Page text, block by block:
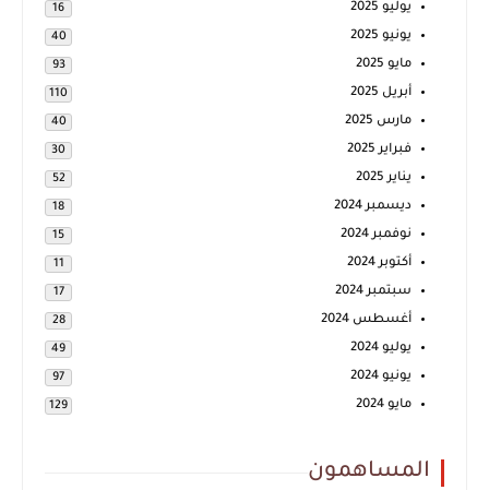
يوليو 2025 16
يونيو 2025 40
مايو 2025 93
أبريل 2025 110
مارس 2025 40
فبراير 2025 30
يناير 2025 52
ديسمبر 2024 18
نوفمبر 2024 15
أكتوبر 2024 11
سبتمبر 2024 17
أغسطس 2024 28
يوليو 2024 49
يونيو 2024 97
مايو 2024 129
المساهمون